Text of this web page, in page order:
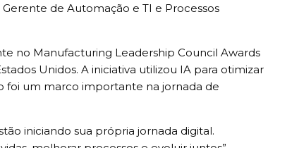
de Automação e TI e Processos
no Manufacturing Leadership Council Awards
Unidos. A iniciativa utilizou IA para otimizar
foi um marco importante na jornada de
iniciando sua própria jornada digital.